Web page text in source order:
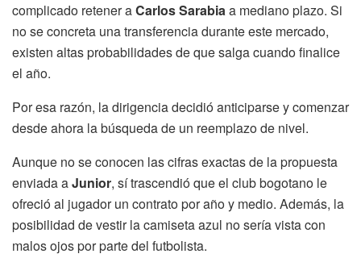
complicado retener aCarlos Sarabiaa mediano plazo. Si
no se concreta una transferencia durante este mercado,
existen altas probabilidades de que salga cuando finalice
el año.
Por esa razón, la dirigencia decidió anticiparse y comenzar
desde ahora la búsqueda de un reemplazo de nivel.
Aunque no se conocen las cifras exactas de la propuesta
enviada aJunior, sí trascendió que el club bogotano le
ofreció al jugador un contrato por año y medio. Además, la
posibilidad de vestir la camiseta azul no sería vista con
malos ojos por parte del futbolista.